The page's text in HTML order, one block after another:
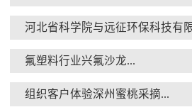
氟塑料行业兴氟沙龙...
组织客户体验深州蜜桃采摘...